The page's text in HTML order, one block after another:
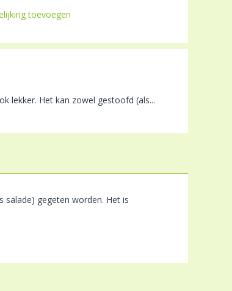
toevoegen
lekker. Het kan zowel gestoofd (als...
gegeten worden. Het is